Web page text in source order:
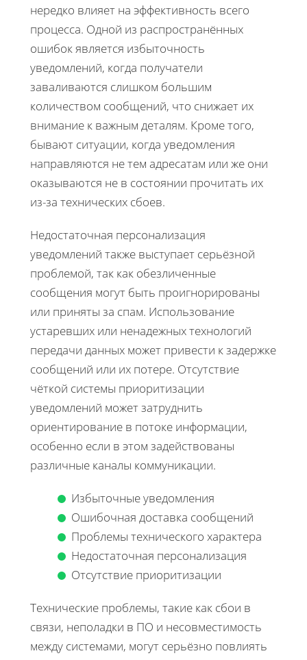
нередко влияет на эффективность всего
процесса. Одной из распространённых
ошибок является избыточность
уведомлений, когда получатели
заваливаются слишком большим
количеством сообщений, что снижает их
внимание к важным деталям. Кроме того,
бывают ситуации, когда уведомления
направляются не тем адресатам или же они
оказываются не в состоянии прочитать их
из-за технических сбоев.
Недостаточная персонализация
уведомлений также выступает серьёзной
проблемой, так как обезличенные
сообщения могут быть проигнорированы
или приняты за спам. Использование
устаревших или ненадежных технологий
передачи данных может привести к задержке
сообщений или их потере. Отсутствие
чёткой системы приоритизации
уведомлений может затруднить
ориентирование в потоке информации,
особенно если в этом задействованы
различные каналы коммуникации.
Избыточные уведомления
Ошибочная доставка сообщений
Проблемы технического характера
Недостаточная персонализация
Отсутствие приоритизации
Технические проблемы, такие как сбои в
связи, неполадки в ПО и несовместимость
между системами, могут серьёзно повлиять